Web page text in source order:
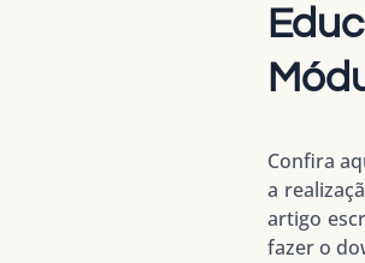
Confira
a
artigo
fazer o